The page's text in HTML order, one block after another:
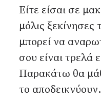
Είτε είσαι σε
μόλις
μπορεί να
σου είναι τρελά
Παρακάτω θα
το αποδεικνύουν.